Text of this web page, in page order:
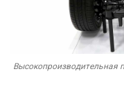
Высокопроизводительная